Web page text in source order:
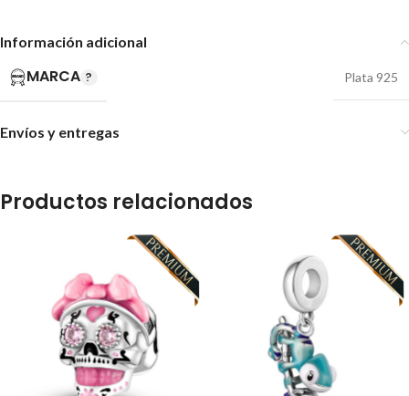
Información adicional
MARCA Plata 925
Envíos y entregas
Productos relacionados